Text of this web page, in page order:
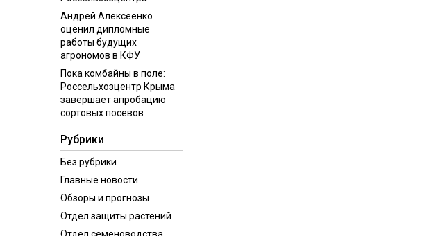
Андрей Алексеенко
оценил дипломные
работы будущих
агрономов в КФУ
Пока комбайны в поле:
Россельхозцентр Крыма
завершает апробацию
сортовых посевов
Рубрики
Без рубрики
Главные новости
Обзоры и прогнозы
Отдел защиты растений